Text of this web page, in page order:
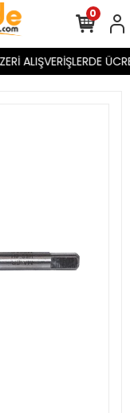
ALIŞVERİŞLERDE
0